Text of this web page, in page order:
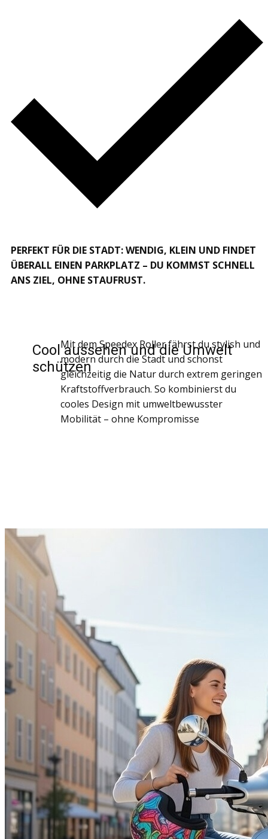
PERFEKT FÜR DIE STADT: WENDIG, KLEIN UND FINDET
ÜBERALL EINEN PARKPLATZ – DU KOMMST SCHNELL
ANS ZIEL, OHNE STAUFRUST.
Cool aussehen und die Umwelt
schützen
Mit dem Speedex Roller fährst du stylish und
modern durch die Stadt und schonst
gleichzeitig die Natur durch extrem geringen
Kraftstoffverbrauch. So kombinierst du
cooles Design mit umweltbewusster
Mobilität – ohne Kompromisse